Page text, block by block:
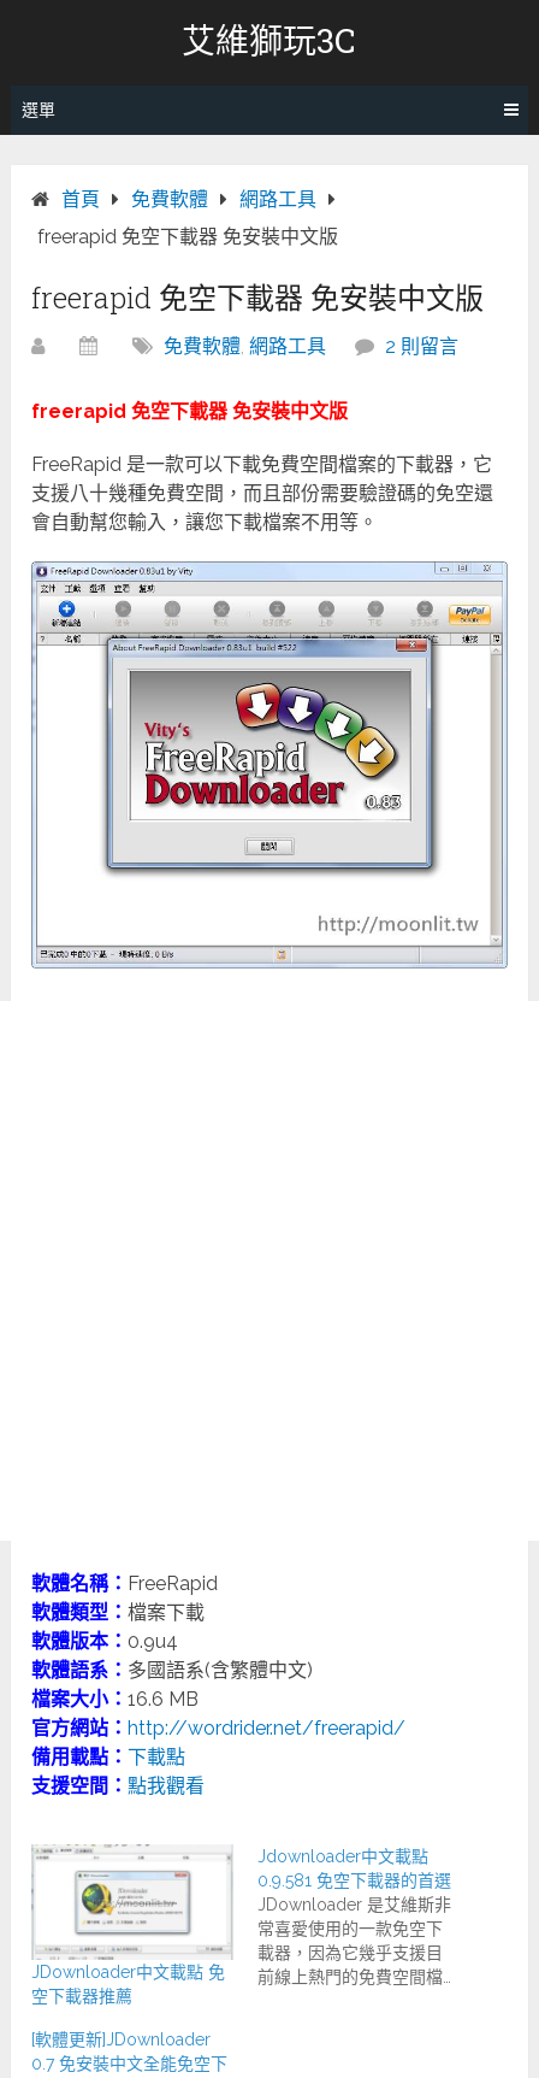
艾維獅玩3C
選單
首頁 免費軟體
網路工具
freerapid 免空下載器 免安裝中文版
freerapid 免空下載器 免安裝中文版
免費軟體,網路工具 2 則留言
freerapid 免空下載器 免安裝中文版
FreeRapid 是一款可以下載免費空間檔案的下載器，它
支援八十幾種免費空間，而且部份需要驗證碼的免空還
會自動幫您輸入，讓您下載檔案不用等。
軟體名稱： FreeRapid
軟體類型：檔案下載
軟體版本： 0.9u4
軟體語系： 多國語系(含繁體中文)
檔案大小：16.6 MB
官方網站：http://wordrider.net/freerapid/
備用載點：下載點
支援空間：點我觀看
JDownloader中文載點 免
空下載器推薦
Jdownloader中文載點
0.9.581 免空下載器的首選
JDownloader 是艾維斯非
常喜愛使用的一款免空下
載器，因為它幾乎支援目
前線上熱門的免費空間檔…
[軟體更新]JDownloader
0.7 免安裝中文全能免空下